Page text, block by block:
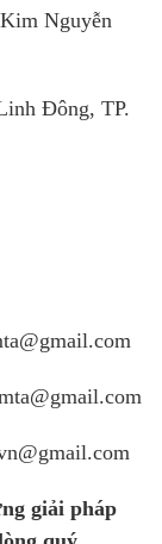
Nguyễn
Đông, TP.
giải pháp